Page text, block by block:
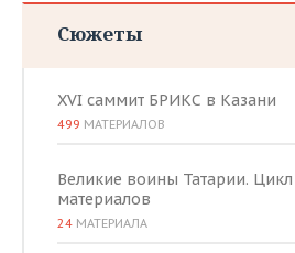
Сюжеты
XVI саммит БРИКС в Казани
499 МАТЕРИАЛОВ
Великие воины Татарии. Цикл
материалов
24 МАТЕРИАЛА